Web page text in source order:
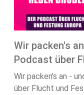
Wir packen's
Podcast über
Wir packen's an -
über Flucht und